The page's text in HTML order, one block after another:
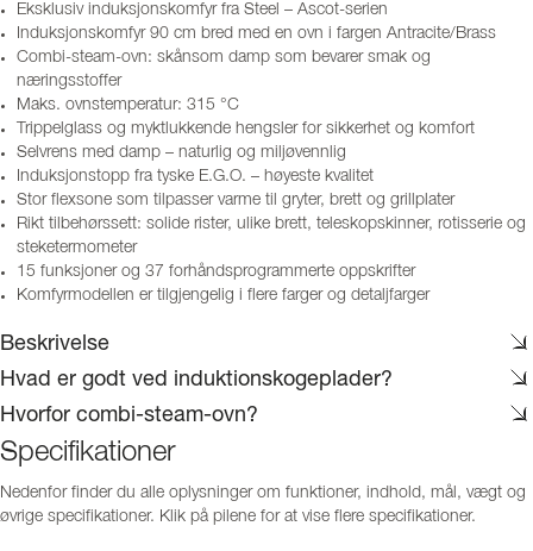
Eksklusiv induksjonskomfyr fra Steel – Ascot-serien
Induksjonskomfyr 90 cm bred med en ovn i fargen Antracite/Brass
Combi-steam-ovn: skånsom damp som bevarer smak og
næringsstoffer
Maks. ovnstemperatur: 315 °C
Trippelglass og myktlukkende hengsler for sikkerhet og komfort
Selvrens med damp – naturlig og miljøvennlig
Induksjonstopp fra tyske E.G.O. – høyeste kvalitet
Stor flexsone som tilpasser varme til gryter, brett og grillplater
Rikt tilbehørssett: solide rister, ulike brett, teleskopskinner, rotisserie og
steketermometer
15 funksjoner og 37 forhåndsprogrammerte oppskrifter
Komfyrmodellen er tilgjengelig i flere farger og detaljfarger
Beskrivelse
Hvad er godt ved induktionskogeplader?
Hvorfor combi-steam-ovn?
Specifikationer
Nedenfor finder du alle oplysninger om funktioner, indhold, mål, vægt og
øvrige specifikationer. Klik på pilene for at vise flere specifikationer.